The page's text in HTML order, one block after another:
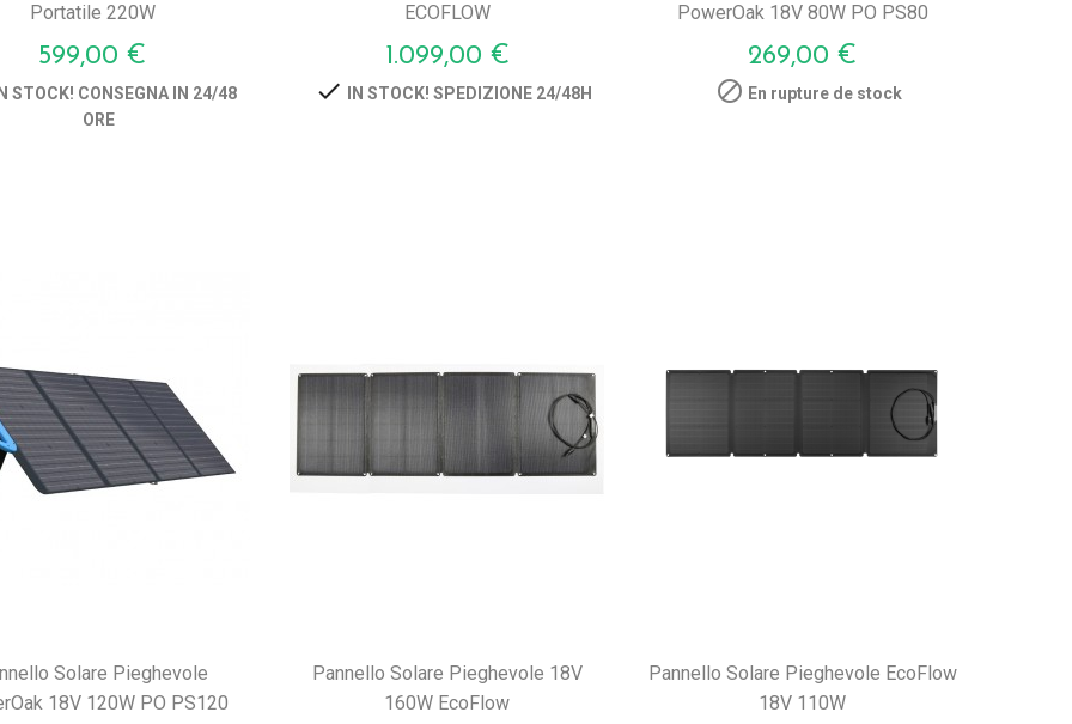
Portatile 220W
Prezzo
599,00 €
STOCK! CONSEGNA IN 24/48
ORE
ECOFLOW
Prezzo
1.099,00 €
 IN STOCK! SPEDIZIONE 24/48H
PowerOak 18V 80W PO PS80
Prezzo
269,00 €
 En rupture de stock
Solare Pieghevole
18V 120W PO PS120
Pannello Solare Pieghevole 18V
160W EcoFlow
Pannello Solare Pieghevole EcoFlow
18V 110W